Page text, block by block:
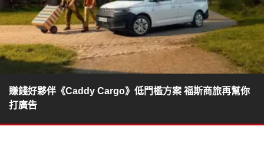
賺錢好夥伴《Caddy Cargo》低門檻方案 福斯商旅再幫你
打廣告